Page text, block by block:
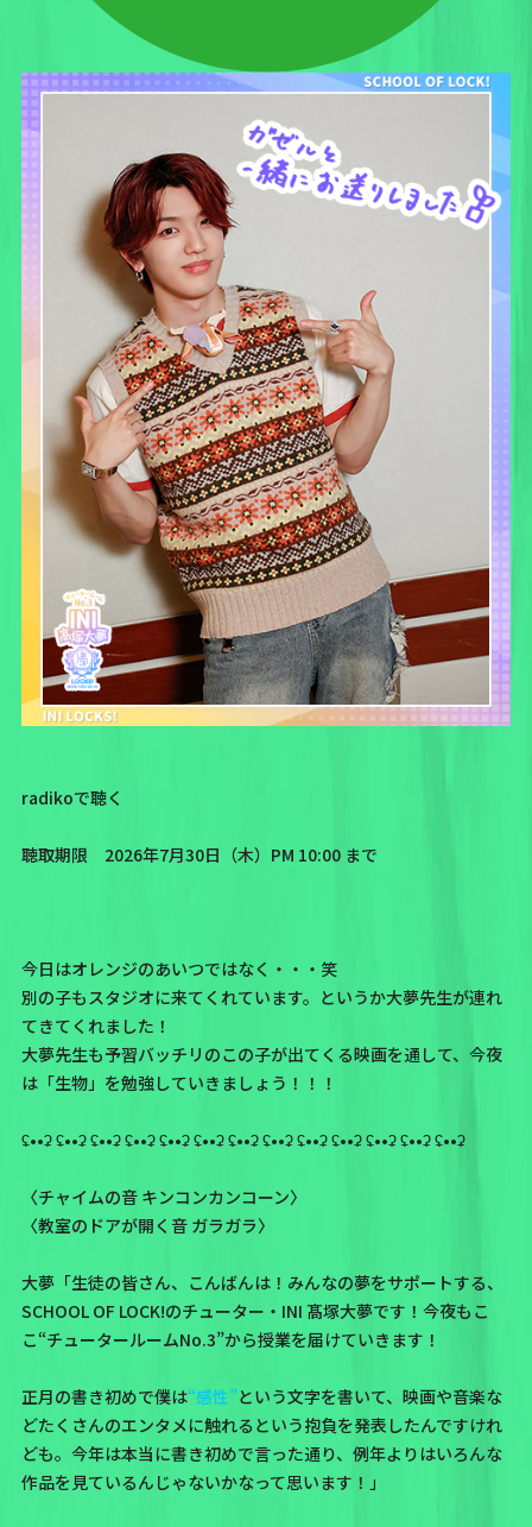
radikoで聴く
聴取期限 2026年7月30日（木）PM 10:00 まで
今日はオレンジのあいつではなく・・・笑
別の子もスタジオに来てくれています。というか大夢先生が連れ
てきてくれました！
大夢先生も予習バッチリのこの子が出てくる映画を通して、今夜
は「生物」を勉強していきましょう！！！
ʢ••ʡ ʢ••ʡ ʢ••ʡ ʢ••ʡ ʢ••ʡ ʢ••ʡ ʢ••ʡ ʢ••ʡ ʢ••ʡ ʢ••ʡ ʢ••ʡ ʢ••ʡ ʢ••ʡ
〈チャイムの音 キンコンカンコーン〉
〈教室のドアが開く音 ガラガラ〉
大夢「生徒の皆さん、こんばんは！みんなの夢をサポートする、
SCHOOL OF LOCK!のチューター・INI 髙塚大夢です！今夜もこ
こ“チュータールームNo.3”から授業を届けていきます！
正月の書き初めで僕は“感性”という文字を書いて、映画や音楽な
どたくさんのエンタメに触れるという抱負を発表したんですけれ
ども。今年は本当に書き初めで言った通り、例年よりはいろんな
作品を見ているんじゃないかなって思います！」